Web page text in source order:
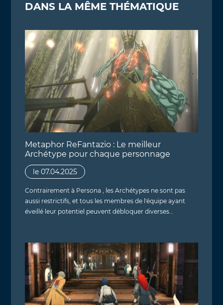
DANS LA MÊME THÉMATIQUE
Metaphor ReFantazio : Le meilleur
Archétype pour chaque personnage
le 07.04.2025
Contrairement à Persona , les Archétypes ne sont pas
aussi restrictifs, et tous les membres de l'équipe ayant
éveillé leur potentiel peuvent débloquer diverses…